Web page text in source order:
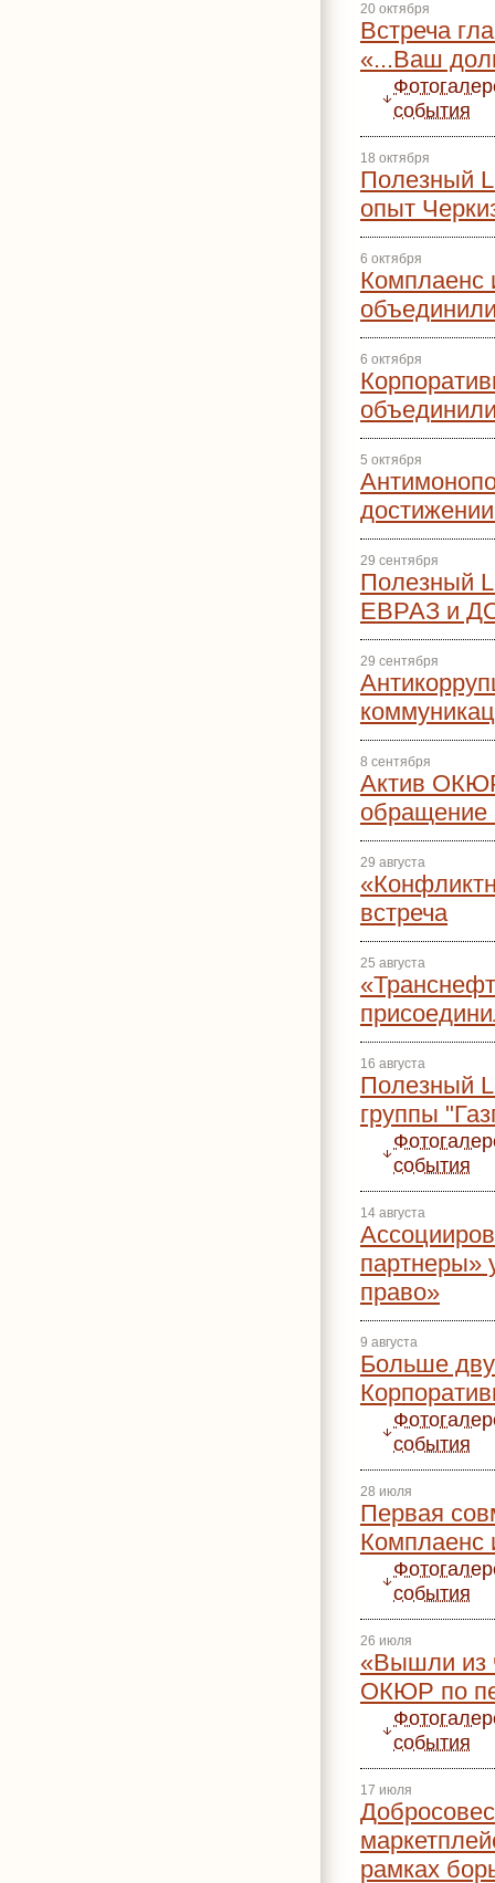
20 октября
Встреча
«...Ваш
события
18 октября
Полезный
опыт
6 октября
6 октября
5 октября
29 сентября
Полезный
ЕВРАЗ и
29 сентября
8 сентября
Актив
обращение
29 августа
встреча
25 августа
16 августа
Полезный
группы
события
14 августа
партнеры»
право»
9 августа
Больше
события
28 июля
Первая
Комплаенс
события
26 июля
«Вышли из
ОКЮР по
события
17 июля
рамках